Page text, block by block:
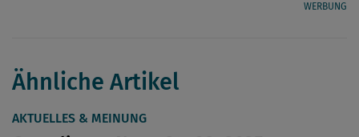
WERBUNG
Ähnliche Artikel
AKTUELLES & MEINUNG